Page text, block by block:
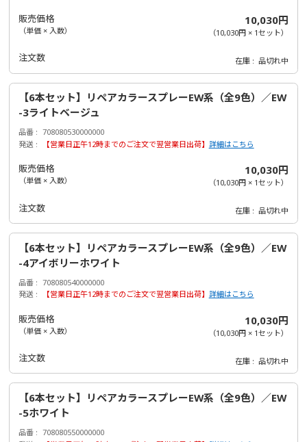
販売価格
（単価 × 入数）
10,030円
（10,030円× 1セット）
注文数 在庫 品切れ中
【6本セット】リペアカラースプレーEW系（全9色）／EW
-3ライトベージュ
品番
708080530000000
発送
【営業日正午12時までのご注文で翌営業日出荷】 詳細はこちら
販売価格
（単価 × 入数）
10,030円
（10,030円× 1セット）
注文数 在庫 品切れ中
【6本セット】リペアカラースプレーEW系（全9色）／EW
-4アイボリーホワイト
品番
708080540000000
発送
【営業日正午12時までのご注文で翌営業日出荷】 詳細はこちら
販売価格
（単価 × 入数）
10,030円
（10,030円× 1セット）
注文数 在庫 品切れ中
【6本セット】リペアカラースプレーEW系（全9色）／EW
-5ホワイト
品番
708080550000000